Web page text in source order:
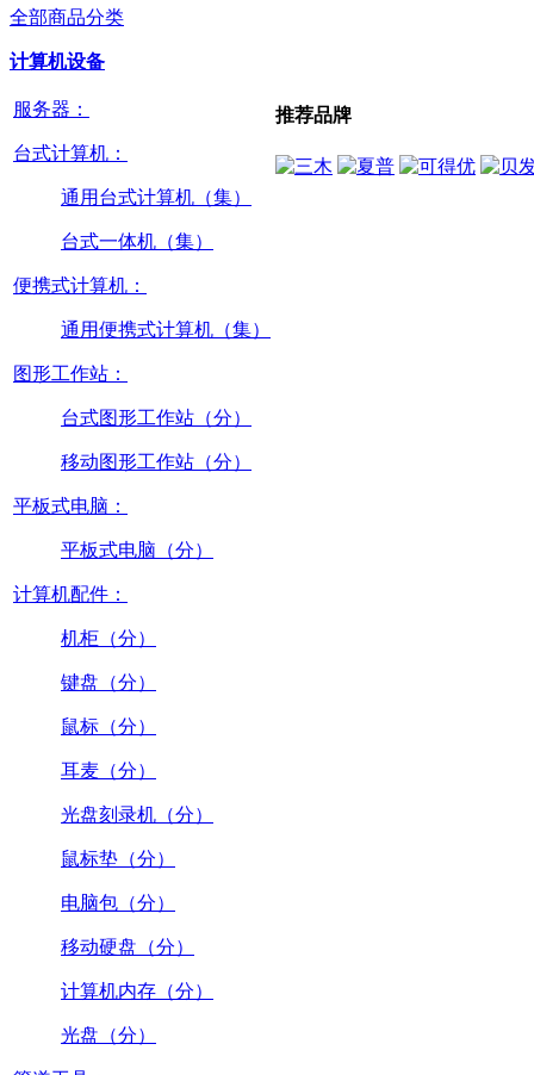
全部商品分类
计算机设备
服务器：
台式计算机：
通用台式计算机（集）
台式一体机（集）
便携式计算机：
通用便携式计算机（集）
图形工作站：
台式图形工作站（分）
移动图形工作站（分）
平板式电脑：
平板式电脑（分）
计算机配件：
机柜（分）
键盘（分）
鼠标（分）
耳麦（分）
光盘刻录机（分）
鼠标垫（分）
电脑包（分）
移动硬盘（分）
计算机内存（分）
光盘（分）
推荐品牌